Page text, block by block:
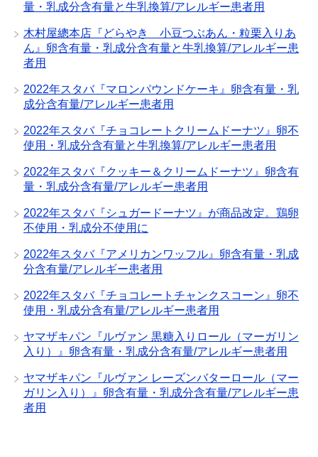
量・乳成分含有量と牛乳換算/アレルギー患者用
木村屋總本店『どらやき 小豆つぶあん・粒栗入りあ
ん』卵含有量・乳成分含有量と牛乳換算/アレルギー患
者用
2022年スタバ『マロンパウンドケーキ』卵含有量・乳
成分含有量/アレルギー患者用
2022年スタバ『チョコレートクリームドーナツ』卵不
使用・乳成分含有量と牛乳換算/アレルギー患者用
2022年スタバ『クッキー＆クリームドーナツ』卵含有
量・乳成分含有量/アレルギー患者用
2022年スタバ『シュガードーナツ』が商品改定。鶏卵
不使用・乳成分不使用に
2022年スタバ『アメリカンワッフル』卵含有量・乳成
分含有量/アレルギー患者用
2022年スタバ『チョコレートチャンクスコーン』卵不
使用・乳成分含有量/アレルギー患者用
ヤマザキパン『ルヴァン 黒糖入りロール（マーガリン
入り）』卵含有量・乳成分含有量/アレルギー患者用
ヤマザキパン『ルヴァン レーズンバターロール（マー
ガリン入り）』卵含有量・乳成分含有量/アレルギー患
者用